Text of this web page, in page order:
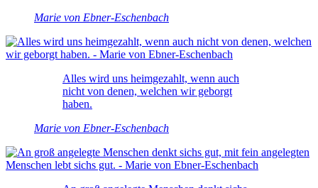
Marie von Ebner-Eschenbach
Alles wird uns heimgezahlt, wenn auch
nicht von denen, welchen wir geborgt
haben.
Marie von Ebner-Eschenbach